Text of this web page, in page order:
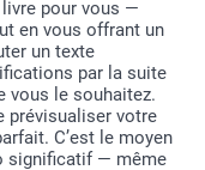
pour vous —
en vous offrant un
un texte
par la suite
vous le souhaitez.
prévisualiser votre
C’est le moyen
significatif — même